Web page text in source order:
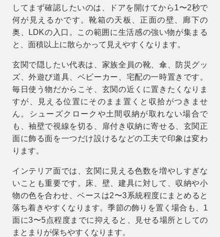
してまず確認したいのは、ドアを開けてから1〜2秒で
何が見えるかです。靴箱の天板、正面の壁、廊下の
奥、LDKの入口。この範囲に生活感の強い物が集まる
と、面積以上に散らかって見えやすくなります。
玄関で隠したい代表は、家族全員の靴、傘、防災グッ
ズ、外遊び道具、ベビーカー、宅配の一時置きです。
毎日使う物だからこそ、玄関の近くに置きたくなりま
すが、見える位置にそのまま置くと収拾がつきませ
ん。シューズクロークや土間収納が取れない場合で
も、袖壁で視線を切る、扉付き収納に寄せる、玄関正
面に飾る面を一つだけ設けるなどの工夫で印象は変わ
ります。
インテリア面では、玄関に見える色数を増やしすぎな
いことも重要です。床、壁、建具に対して、収納や小
物の色を合わせ、ベースは2〜3系統程度にまとめると
落ち着きやすくなります。季節の飾りを置く場合も、1
面に3〜5点程度までに抑えると、見せる場所としての
まとまりが保ちやすくなります。